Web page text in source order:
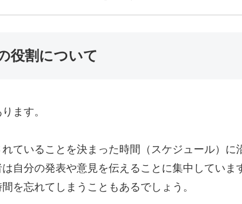
役割について
ます。
ていることを決まった時間（スケジュール）に
自分の発表や意見を伝えることに集中していま
を忘れてしまうこともあるでしょう。